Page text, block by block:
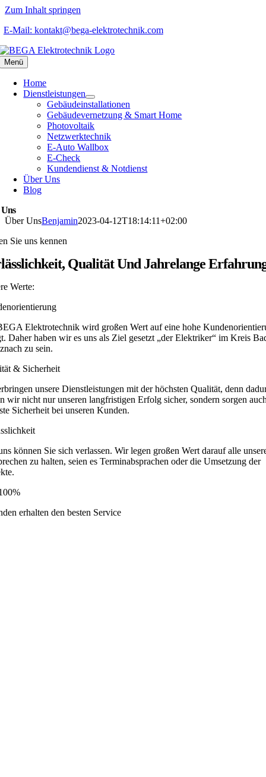
Zum Inhalt springen
E-Mail: kontakt@bega-elektrotechnik.com
Menü
Home
Dienstleistungen
Gebäudeinstallationen
Gebäudevernetzung & Smart Home
Photovoltaik
Netzwerktechnik
E-Auto Wallbox
E-Check
Kundendienst & Notdienst
Über Uns
Blog
Über UnsBenjamin2023-04-12T18:14:11+02:00
Sie uns kennen
Qualität Und Jahrelange
Werte:
Elektrotechnik wird großen Wert auf eine hohe
Daher haben wir es uns als Ziel gesetzt „der Elektriker“ im Kreis
zu sein.
& Sicherheit
unsere Dienstleistungen mit der höchsten Qualität, denn
wir nicht nur unseren langfristigen Erfolg sicher, sondern sorgen
Sicherheit bei unseren Kunden.
können Sie sich verlassen. Wir legen großen Wert darauf alle
zu halten, seien es Terminabsprachen oder die Umsetzung der
erhalten den besten Service